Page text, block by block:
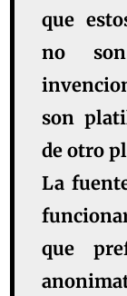
que
no
son
de otro
La
que